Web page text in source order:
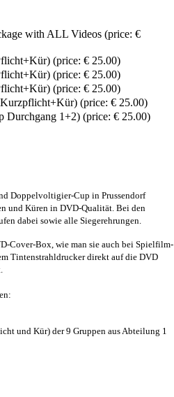
with ALL Videos (price: €
(price: € 25.00)
(price: € 25.00)
(price: € 25.00)
(price: € 25.00)
1+2) (price: € 25.00)
Doppelvoltigier-Cup in Prussendorf
und Küren in DVD-Qualität. Bei den
dabei sowie alle Siegerehrungen.
Cover-Box, wie man sie auch bei Spielfilm-
Tintenstrahldrucker direkt auf die DVD
und Kür) der 9 Gruppen aus Abteilung 1